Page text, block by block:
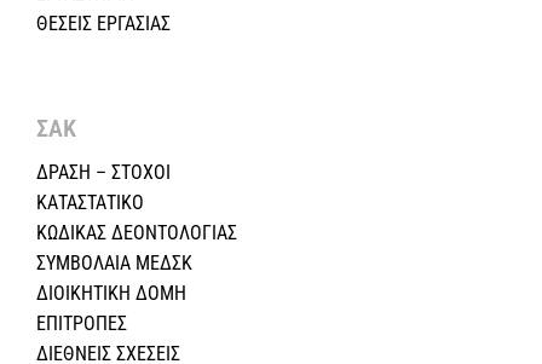
ΘΕΣΕΙΣ ΕΡΓΑΣΙΑΣ
ΣΑΚ
ΔΡΑΣΗ – ΣΤΟΧΟΙ
ΚΑΤΑΣΤΑΤΙΚΟ
ΚΩΔΙΚΑΣ ΔΕΟΝΤΟΛΟΓΙΑΣ
ΣΥΜΒΟΛΑΙΑ ΜΕΔΣΚ
ΔΙΟΙΚΗΤΙΚΗ ΔΟΜΗ
ΕΠΙΤΡΟΠΕΣ
ΔΙΕΘΝΕΙΣ ΣΧΕΣEIΣ